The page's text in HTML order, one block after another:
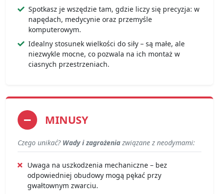
Spotkasz je wszędzie tam, gdzie liczy się precyzja: w
napędach, medycynie oraz przemyśle
komputerowym.
Idealny stosunek wielkości do siły – są małe, ale
niezwykle mocne, co pozwala na ich montaż w
ciasnych przestrzeniach.
MINUSY
Czego unikać? Wady i zagrożenia związane z neodymami:
Uwaga na uszkodzenia mechaniczne – bez
odpowiedniej obudowy mogą pękać przy
gwałtownym zwarciu.